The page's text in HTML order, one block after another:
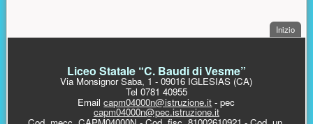
Inizio.
Liceo Statale “C. Baudi di Vesme”
Via Monsignor Saba, 1 - 09016 IGLESIAS (CA)
Tel 0781 40955
Emailcapm04000n@istruzione.it - pec
capm04000n@pec.istruzione.it